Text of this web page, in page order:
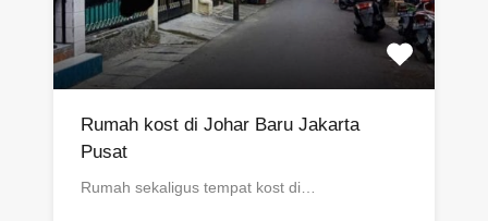
Rumah kost di Johar Baru Jakarta
Pusat
Rumah sekaligus tempat kost di…